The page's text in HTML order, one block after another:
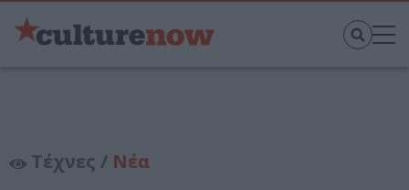
Τέχνες / Νέα